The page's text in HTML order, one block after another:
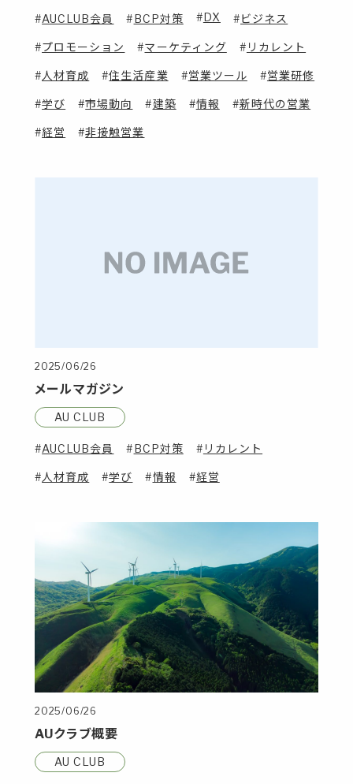
AUCLUB会員 BCP対策 DX ビジネス
プロモーション マーケティング リカレント
人材育成 住生活産業 営業ツール 営業研修
学び 市場動向 建築 情報 新時代の営業
経営 非接触営業
2025/06/26
メールマガジン
AU CLUB
AUCLUB会員 BCP対策 リカレント
人材育成 学び 情報 経営
2025/06/26
AUクラブ概要
AU CLUB